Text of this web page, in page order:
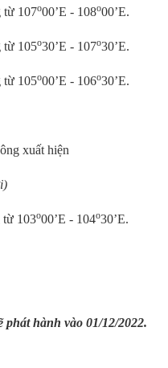
từ 107o00’E - 108o00’E.
từ 105o30’E - 107o30’E.
từ 105o00’E - 106o30’E.
xuất hiện
từ 103o00’E - 104o30’E.
hành vào 01/12/2022.